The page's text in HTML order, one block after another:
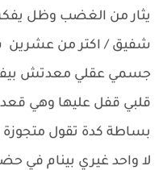
يثار من الغضب وظل
شفيق / اكتر من عشرين
جسمي عقلي معدتش
قلبي قفل عليها وهي
بساطة كدة تقول متجوزة
لا واحد غيري بينام في